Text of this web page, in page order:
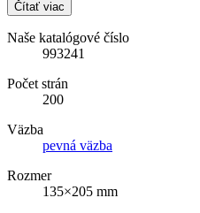
Čítať viac
Naše katalógové číslo
993241
Počet strán
200
Väzba
pevná väzba
Rozmer
135×205 mm